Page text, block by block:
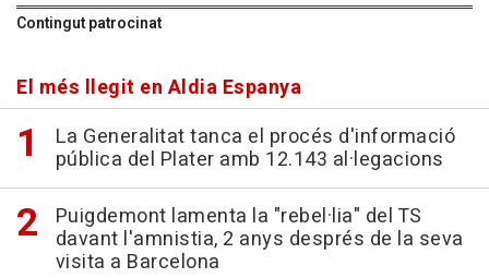
Contingut patrocinat
El més llegit en Aldia Espanya
La Generalitat tanca el procés d'informació
pública del Plater amb 12.143 al·legacions
Puigdemont lamenta la "rebel·lia" del TS
davant l'amnistia, 2 anys després de la seva
visita a Barcelona